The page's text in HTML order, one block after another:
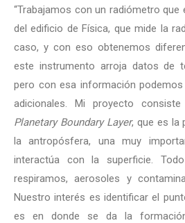
“Trabajamos con un radiómetro
del edificio de Física, que mide la
caso, y con eso obtenemos
este instrumento arroja datos de
pero con esa información
adicionales. Mi proyecto
Planetary Boundary Layer, que es la
la antropósfera, una muy
interactúa con la superficie.
respiramos, aerosoles y
Nuestro interés es identificar el
es en donde se da la